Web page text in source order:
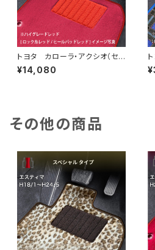
トヨタ カローラ・アクシオ（セダ
ン） H24/5〜 160系 フロ
アマット一式 カーマット ハイ
¥14,080
その他の商品